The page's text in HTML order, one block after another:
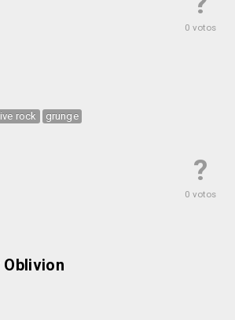
0 votos
rock grunge
?
0 votos